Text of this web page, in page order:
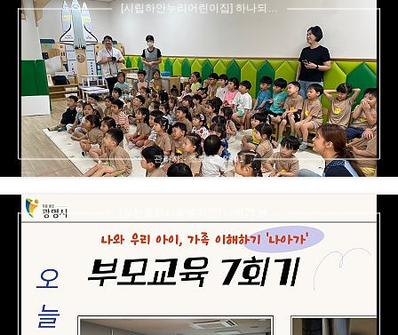
[시립하안누리어린이집] 하나되…
관리자 - 조회수 : 2891